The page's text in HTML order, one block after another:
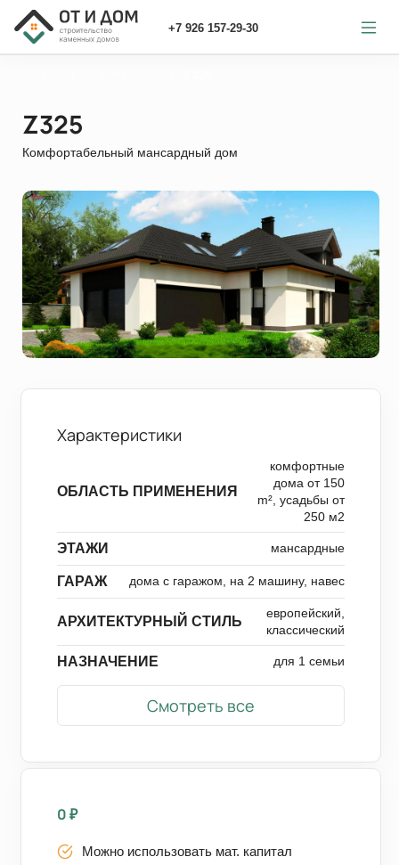
+7 926 157-29-30
Z325
Комфортабельный мансардный дом
Характеристики
ОБЛАСТЬ ПРИМЕНЕНИЯ
комфортные
дома от 150
m², усадьбы от
250 м2
ЭТАЖИ мансардные
ГАРАЖ дома с гаражом, на 2 машину, навес
АРХИТЕКТУРНЫЙ СТИЛЬ
европейский,
классический
НАЗНАЧЕНИЕ для 1 семьи
Смотреть все
0₽
Можно использовать мат. капитал